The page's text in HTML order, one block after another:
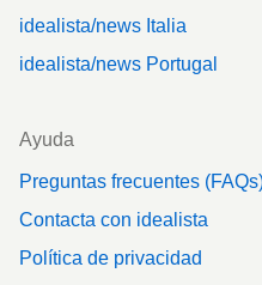
idealista/news Italia
idealista/news Portugal
Ayuda
Preguntas frecuentes
Contacta con idealista
Política de privacidad